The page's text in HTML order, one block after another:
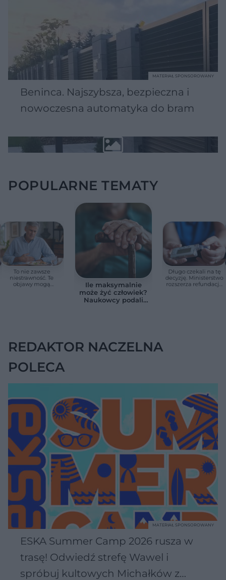
Beninca. Najszybsza, bezpieczna i
nowoczesna automatyka do bram
MATERIAŁ SPONSOROWANY
POPULARNE TEMATY
To nie zawsze
niestrawność. Te
objawy mogą
Ile maksymalnie
może żyć człowiek?
Naukowcy podali
Długo czekali na tę
decyzję. Ministerstwo
rozszerza refundację
REDAKTOR NACZELNA
POLECA
ESKA Summer Camp 2026 rusza w
trasę! Odwiedź strefę Wawel i
spróbuj kultowych Michałków z
MATERIAŁ SPONSOROWANY